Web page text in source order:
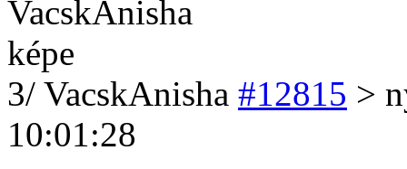
3/ VacskAnisha #12815 >
10:01:28